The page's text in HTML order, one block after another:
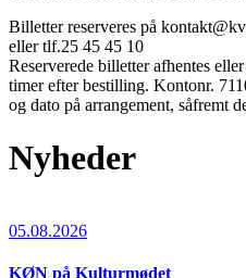
Billetter reserveres på
eller tlf.25 45 45 10
Reserverede billetter afhentes
timer efter bestilling. Kontonr.
og dato på arrangement, såfremt
Nyheder
05.08.2026
KØN på Kulturmødet